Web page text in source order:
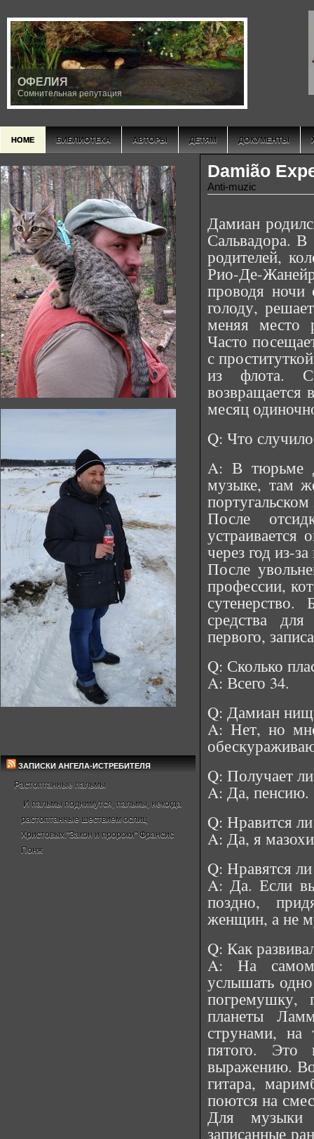
ОФЕЛИЯ
Сомнительная репутация
HOME БИБЛИОТЕКА АВТОРЫ ДЕТЯМ ДОКУМЕНТЫ
ЗАПИСКИ АНГЕЛА-ИСТРЕБИТЕЛЯ
Растоптанные пальмы
И пальмы поднимутся, пальмы, некогда
растоптанные шествием ослиц
Христовых."Закон и пророки" Франсис
Понж
Damião
Anti-muzic
Дамиан
Сальвадора. В
родителей,
Рио-Де-
проводя ночи
голоду,
меняя место
Часто
с
из флота.
возвращается
месяц
Q: Что
A: В тюрьме
музыке, там
португальском
После
устраивается
через год из-
После
профессии,
сутенерство.
средства
первого,
Q: Сколько
A: Всего 34.
Q: Дамиан
A: Нет, но
Q: Получает
A: Да, пенсию.
Q: Нравится
A: Да, я
Q: Нравятся
A: Да. Если
поздно,
женщин, а не
Q: Как
A: На самом
услышать
погремушку,
планеты
струнами,
пятого. Это
выражению. Во
гитара,
поются на
Для музыки
записанные